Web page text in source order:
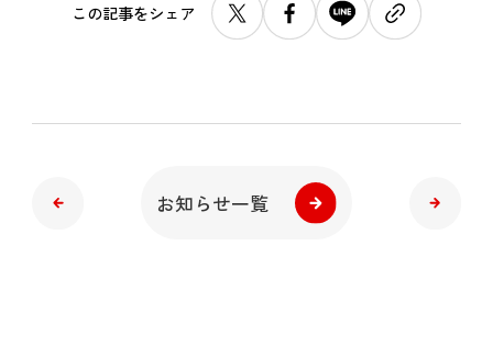
この記事をシェア
お知らせ一覧